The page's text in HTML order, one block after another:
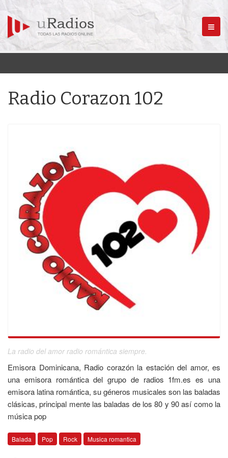
Menú
Radio Corazon 102
La radio del amor radio romántica siempre.
Emisora Dominicana, Radio corazón la estación del amor, es
una emisora romántica del grupo de radios 1fm.es es una
emisora latina romántica, su géneros musicales son las baladas
clásicas, principal mente las baladas de los 80 y 90 así como la
música pop
Balada Pop Rock Musica romantica